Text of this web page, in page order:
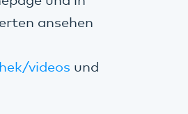
ansehen
videos und